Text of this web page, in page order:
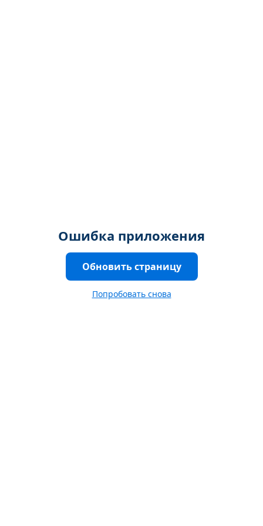
Ошибка приложения
Обновить страницу
Попробовать снова